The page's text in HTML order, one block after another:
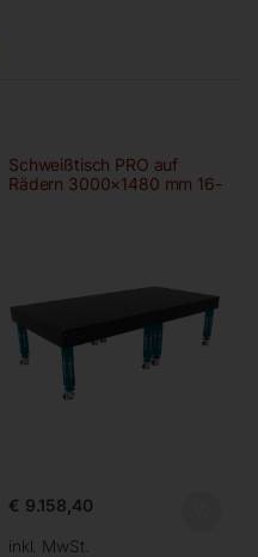
Schweißtisch PRO auf
Rädern 3000×1480 mm 16-
€ 9.158,40
inkl. MwSt.